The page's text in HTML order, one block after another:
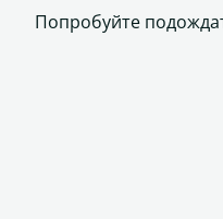
Попробуйте